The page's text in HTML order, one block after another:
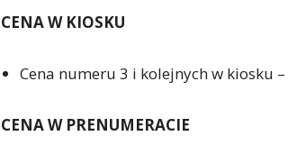
CENA W KIOSKU
Cena numeru 3 i kolejnych w kiosku –
CENA W PRENUMERACIE